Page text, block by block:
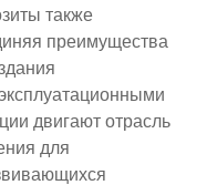
также
преимущества
двигают отрасль
для